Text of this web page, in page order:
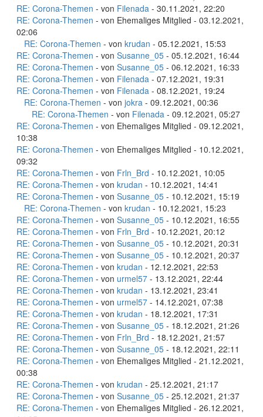
RE: Corona-Themen - von Filenada - 30.11.2021, 22:20
RE: Corona-Themen - von Ehemaliges Mitglied - 03.12.2021,
02:06
RE: Corona-Themen - von krudan - 05.12.2021, 15:53
RE: Corona-Themen - von Susanne_05 - 05.12.2021, 16:44
RE: Corona-Themen - von Susanne_05 - 06.12.2021, 16:33
RE: Corona-Themen - von Filenada - 07.12.2021, 19:31
RE: Corona-Themen - von Filenada - 08.12.2021, 19:24
RE: Corona-Themen - von jokra - 09.12.2021, 00:36
RE: Corona-Themen - von Filenada - 09.12.2021, 05:27
RE: Corona-Themen - von Ehemaliges Mitglied - 09.12.2021,
10:38
RE: Corona-Themen - von Ehemaliges Mitglied - 10.12.2021,
09:32
RE: Corona-Themen - von Frln_Brd - 10.12.2021, 10:05
RE: Corona-Themen - von krudan - 10.12.2021, 14:41
RE: Corona-Themen - von Susanne_05 - 10.12.2021, 15:19
RE: Corona-Themen - von krudan - 10.12.2021, 15:23
RE: Corona-Themen - von Susanne_05 - 10.12.2021, 16:55
RE: Corona-Themen - von Frln_Brd - 10.12.2021, 20:12
RE: Corona-Themen - von Susanne_05 - 10.12.2021, 20:31
RE: Corona-Themen - von Susanne_05 - 10.12.2021, 20:37
RE: Corona-Themen - von krudan - 12.12.2021, 22:53
RE: Corona-Themen - von urmel57 - 13.12.2021, 22:44
RE: Corona-Themen - von krudan - 13.12.2021, 23:41
RE: Corona-Themen - von urmel57 - 14.12.2021, 07:38
RE: Corona-Themen - von krudan - 18.12.2021, 17:31
RE: Corona-Themen - von Susanne_05 - 18.12.2021, 21:26
RE: Corona-Themen - von Frln_Brd - 18.12.2021, 21:57
RE: Corona-Themen - von Susanne_05 - 18.12.2021, 22:11
RE: Corona-Themen - von Ehemaliges Mitglied - 21.12.2021,
00:38
RE: Corona-Themen - von krudan - 25.12.2021, 21:17
RE: Corona-Themen - von Susanne_05 - 25.12.2021, 21:37
RE: Corona-Themen - von Ehemaliges Mitglied - 26.12.2021,